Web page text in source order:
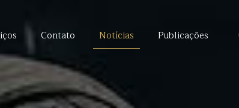
Contato Notícias Publicações